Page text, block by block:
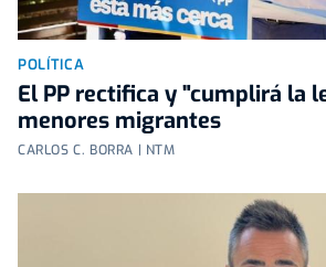
POLÍTICA
El PP rectifica y "cumplirá la
menores migrantes
CARLOS C. BORRA | NTM